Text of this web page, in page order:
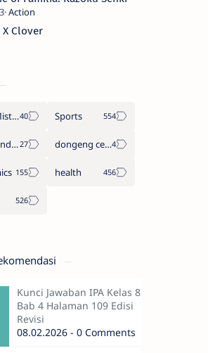
X Clover
Cerita Misteri Sports
cerpen indonesia dongeng cerita legenda
health
Kunci Jawaban IPA Kelas 8
Bab 4 Halaman 109 Edisi
Revisi
08.02.2026 - 0 Comments